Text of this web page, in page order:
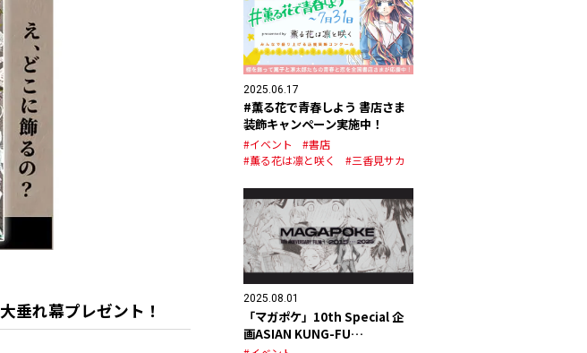
垂れ幕プレゼント！
2025.06.17
#薫る花で青春しよう 書店さま
装飾キャンペーン実施中！
#イベント
#書店
#薫る花は凛と咲く
#三香見サカ
2025.08.01
「マガポケ」10th Special 企
画ASIAN KUNG-FU